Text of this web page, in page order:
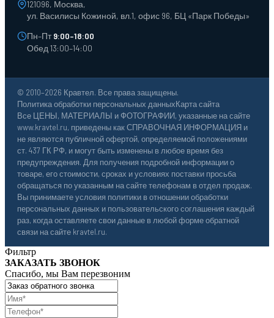
121096, Москва,
ул. Василисы Кожиной, вл.1, офис 96, БЦ «Парк Победы»
Пн–Пт9:00–18:00
Обед 13:00–14:00
© 2010–2026 Кравтел. Все права защищены.
Политика обработки персональных данныхКарта сайта
Все ЦЕНЫ, МАТЕРИАЛЫ и ФОТОГРАФИИ, указанные на сайте
www.kravtel.ru, приведены как СПРАВОЧНАЯ ИНФОРМАЦИЯ и
не являются публичной офертой, определяемой положениями
ст. 437 ГК РФ, и могут быть изменены в любое время без
предупреждения. Для получения подробной информации о
товаре, его стоимости, сроках и условиях поставки просьба
обращаться по указанным на сайте телефонам в отдел продаж.
Вы принимаете условия политики в отношении обработки
персональных данных и пользовательского соглашения каждый
раз, когда оставляете свои данные в любой форме обратной
связи на сайте kravtel.ru.
Фильтр
ЗАКАЗАТЬ ЗВОНОК
Спасибо, мы Вам перезвоним